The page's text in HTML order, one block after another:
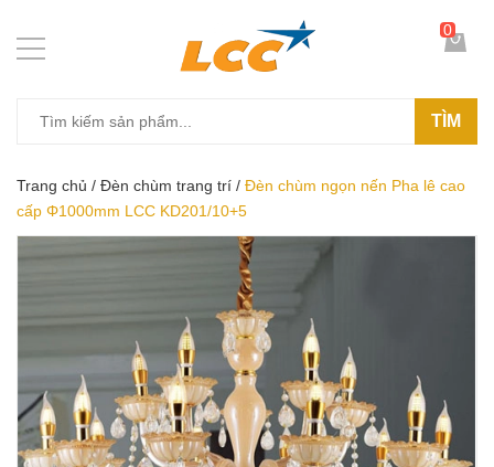
TÌM
0
Trang chủ / Đèn chùm trang trí / Đèn chùm ngọn nến Pha lê cao
cấp Φ1000mm LCC KD201/10+5